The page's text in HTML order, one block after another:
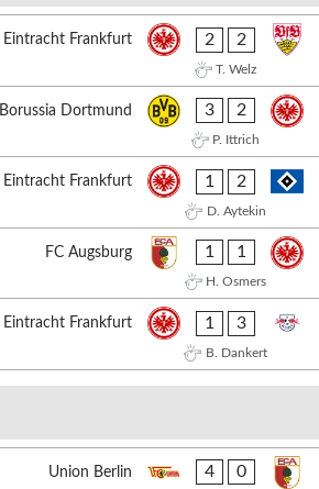
Eintracht Frankfurt 2 2
T. Welz
Borussia Dortmund 3 2
P. Ittrich
Eintracht Frankfurt 1 2
D. Aytekin
FC Augsburg 1 1
H. Osmers
Eintracht Frankfurt 1 3
B. Dankert
Union Berlin 4 0